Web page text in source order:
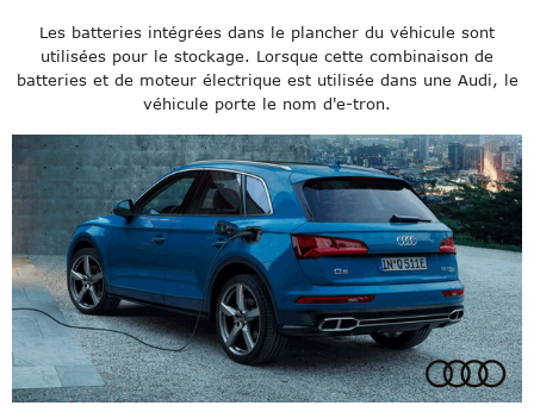
Les batteries intégrées dans le plancher du véhicule sont
utilisées pour le stockage. Lorsque cette combinaison de
batteries et de moteur électrique est utilisée dans une Audi, le
véhicule porte le nom d'e-tron.